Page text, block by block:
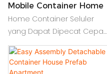
Mobile Container Home
Home Container Seluler
yang Dapat Dipecat Cepat:
Perumahan Portabel
Modular Dengan Rakitan
Cepat, Tata Letak Fleksibel